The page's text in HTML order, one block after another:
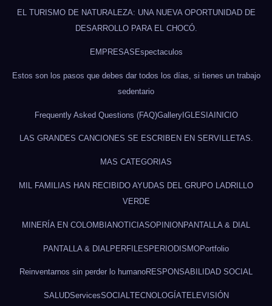
EL TURISMO DE NATURALEZA: UNA NUEVA OPORTUNIDAD DE
DESARROLLO PARA EL CHOCÓ.
EMPRESAS Espectaculos
Estos son los pasos que debes dar todos los días, si tienes un trabajo
sedentario
Frequently Asked Questions (FAQ)GalleryIGLESIAINICIO
LAS GRANDES CANCIONES SE ESCRIBEN EN SERVILLETAS.
MAS CATEGORIAS
MIL FAMILIAS HAN RECIBIDO AYUDAS DEL GRUPO LADRILLO
VERDE
MINERÍA EN COLOMBIA NOTICIASOPINION PANTALLA & DIAL
PANTALLA & DIAL PERFILESPERIODISMOPortfolio
Reinventarnos sin perder lo humanoRESPONSABILIDAD SOCIAL
SALUDServicesSOCIALTECNOLOGÍATELEVISIÓN